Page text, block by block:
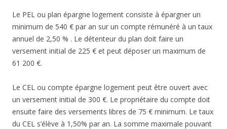
Le PEL ou plan épargne logement consiste à épargner un
minimum de 540 € par an sur un compte rémunéré à un taux
annuel de 2,50 % . Le détenteur du plan doit faire un
versement initial de 225 € et peut déposer un maximum de
61 200 €.
Le CEL ou compte épargne logement peut être ouvert avec
un versement initial de 300 €. Le propriétaire du compte doit
ensuite faire des versements libres de 75 € minimum. Le taux
du CEL s’élève à 1,50% par an. La somme maximale pouvant